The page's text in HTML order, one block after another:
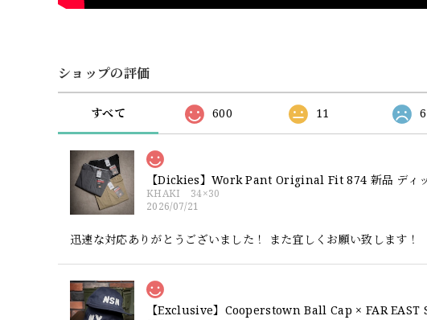
ショップの評価
すべて 600 11 6
【Dickies】Work Pant Original Fit 874 新品 ディ
KHAKI 34×30
2026/07/21
迅速な対応ありがとうございました！ また宜しくお願い致します！